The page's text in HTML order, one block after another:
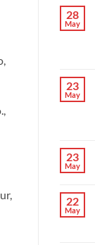
28
May
23
May
23
May
22
May